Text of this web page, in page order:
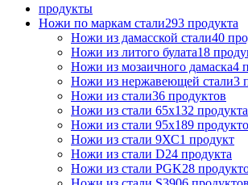
продукты
Ножи по маркам стали293 продукта
Ножи из дамасской стали40
Ножи из литого булата18
Ножи из мозаичного дамаска4
Ножи из нержавеющей стали3
Ножи из стали36 продуктов
Ножи из стали 65х132 продукта
Ножи из стали 95х189
Ножи из стали 9ХС1 продукт
Ножи из стали D24 продукта
Ножи из стали PGK28